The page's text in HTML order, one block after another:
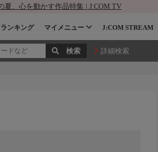
夏、心を動かす作品特集 | J:COM TV
ランキング マイメニュー J:COM STREAM
詳細検索